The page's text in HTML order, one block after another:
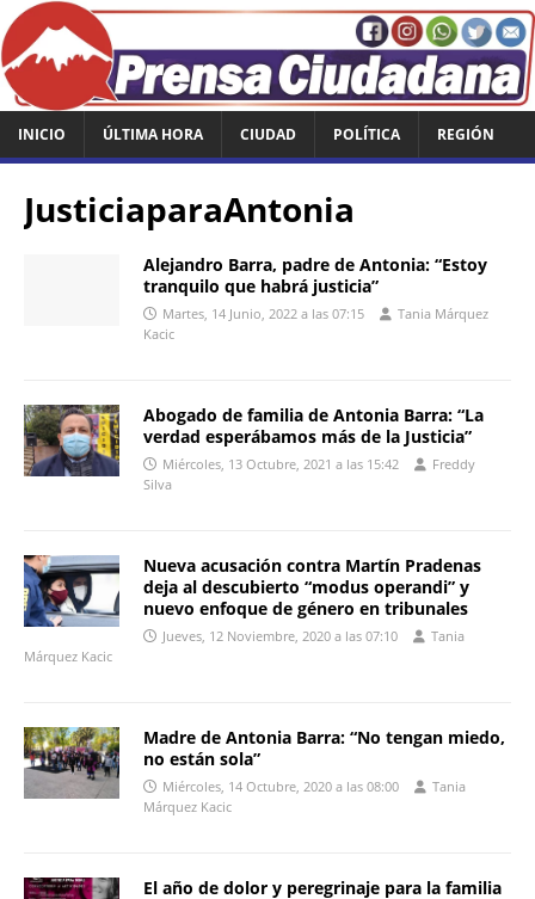
INICIO ÚLTIMA HORA CIUDAD POLÍTICA REGIÓN
JusticiaparaAntonia
Alejandro Barra, padre de Antonia: “Estoy
tranquilo que habrá justicia”
Martes, 14 Junio, 2022 a las 07:15
Tania Márquez
Kacic
Abogado de familia de Antonia Barra: “La
verdad esperábamos más de la Justicia”
Miércoles, 13 Octubre, 2021 a las 15:42
Freddy
Silva
Nueva acusación contra Martín Pradenas
deja al descubierto “modus operandi” y
nuevo enfoque de género en tribunales
Jueves, 12 Noviembre, 2020 a las 07:10
Tania
Márquez Kacic
Madre de Antonia Barra: “No tengan miedo,
no están sola”
Miércoles, 14 Octubre, 2020 a las 08:00
Tania
Márquez Kacic
El año de dolor y peregrinaje para la familia